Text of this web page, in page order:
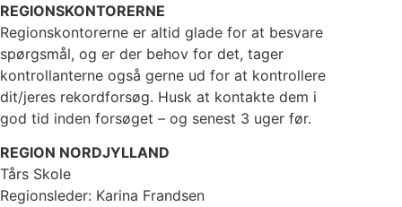
REGIONSKONTORERNE
Regionskontorerne er altid glade for at besvare
spørgsmål, og er der behov for det, tager
kontrollanterne også gerne ud for at kontrollere
dit/jeres rekordforsøg. Husk at kontakte dem i
god tid inden forsøget – og senest 3 uger før.
REGION NORDJYLLAND
Tårs Skole
Regionsleder: Karina Frandsen